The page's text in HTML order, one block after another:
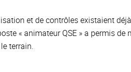
et de contrôles existaient
« animateur QSE » a permis de
terrain.